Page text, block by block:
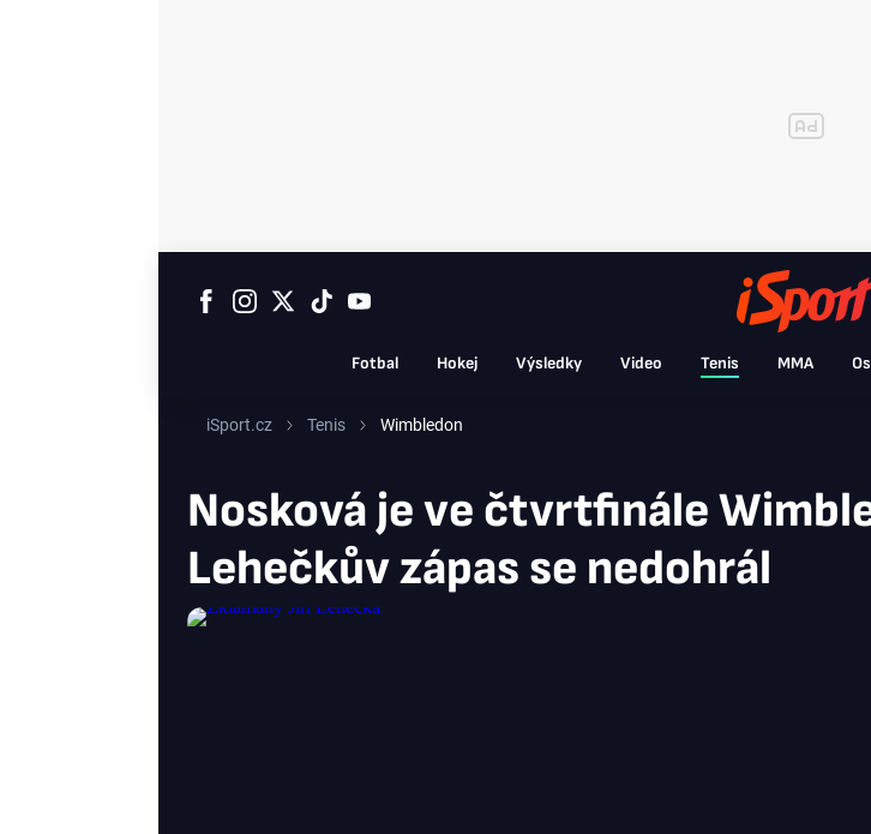
Fotbal Hokej Výsledky Video Tenis MMA
iSport.cz Tenis Wimbledon
Nosková je ve čtvrtfinále
Lehečkův zápas se nedohrál